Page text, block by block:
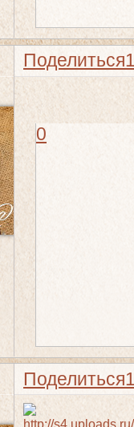
Поделиться
0
Поделиться